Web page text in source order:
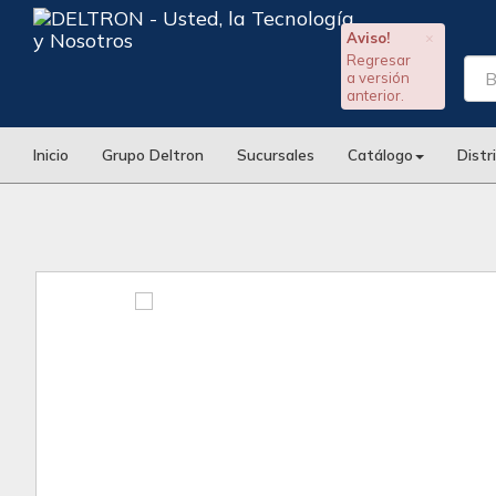
×
Aviso!
Regresar
a versión
anterior.
Inicio Grupo Deltron Sucursales Catálogo